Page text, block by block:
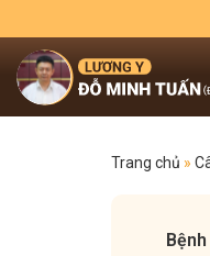
Trang chủ »